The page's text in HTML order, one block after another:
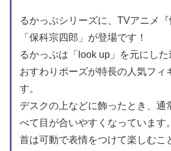
るかっぷシリーズに、TVアニメ『
「保科宗四郎」が登場です！
るかっぷは「look up」を元にし
おすわりポーズが特長の人気フィ
す。
デスクの上などに飾ったとき、通
べて目が合いやすくなっています。
首は可動で表情をつけて楽しむこ